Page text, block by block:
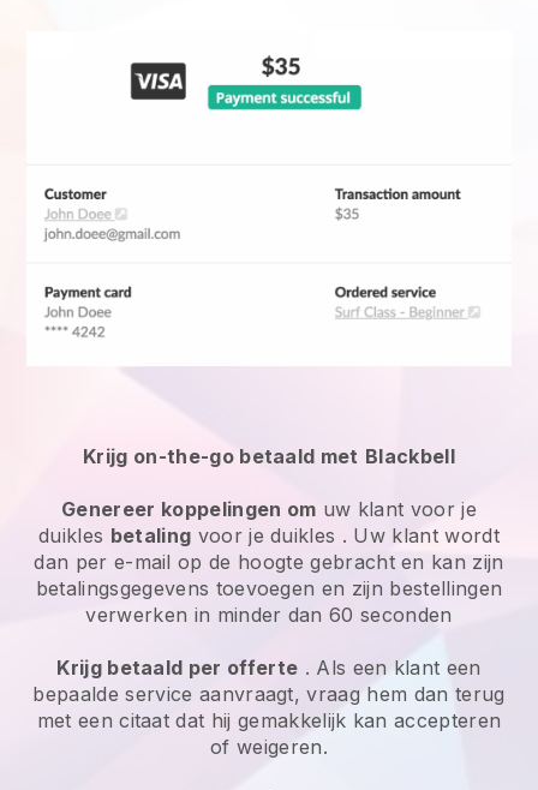
Krijg on-the-go betaald met Blackbell
Genereer koppelingen om uw klant voor je
duikles betaling voor je duikles . Uw klant wordt
dan per e-mail op de hoogte gebracht en kan zijn
betalingsgegevens toevoegen en zijn bestellingen
verwerken in minder dan 60 seconden
Krijg betaald per offerte . Als een klant een
bepaalde service aanvraagt, vraag hem dan terug
met een citaat dat hij gemakkelijk kan accepteren
of weigeren.